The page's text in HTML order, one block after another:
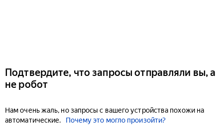
Подтвердите, что запросы отправляли вы, а
не робот
Нам очень жаль, но запросы с вашего устройства похожи на
автоматические.
Почему это могло произойти?